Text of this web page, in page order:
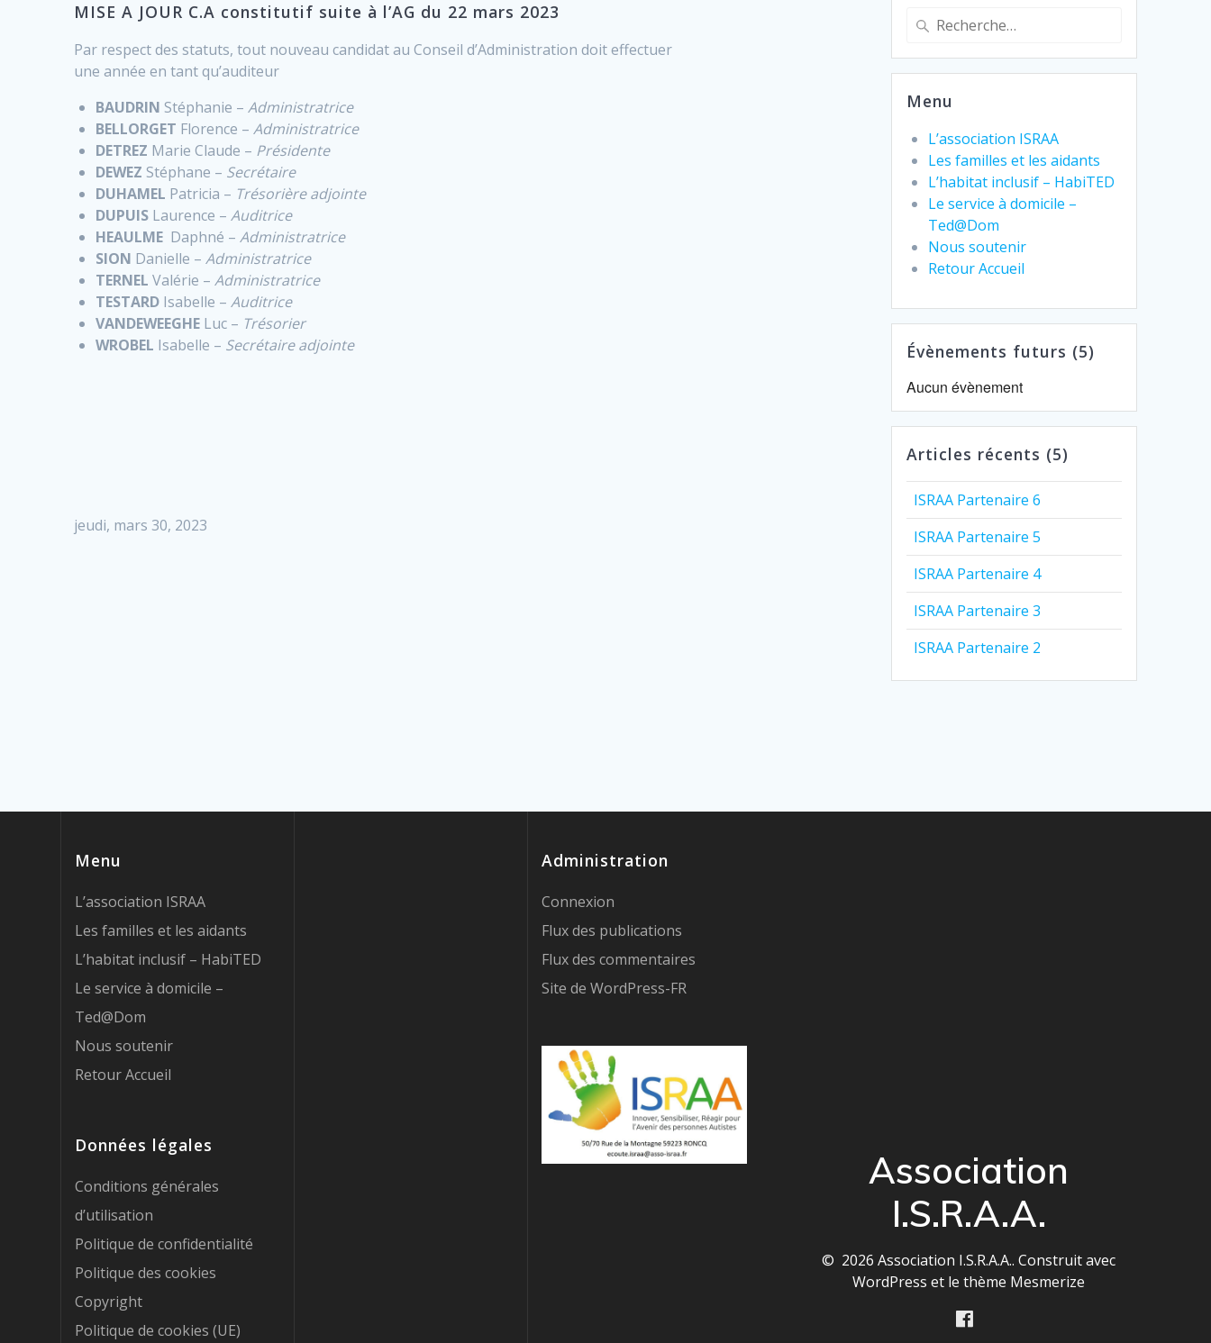
MISE A JOUR C.A constitutif suite à l’AG du 22 mars 2023
Par respect des statuts, tout nouveau candidat au Conseil d’Administration doit effectuer
une année en tant qu’auditeur
BAUDRIN Stéphanie –Administratrice
BELLORGET Florence –Administratrice
DETREZ Marie Claude – Présidente
DEWEZ Stéphane – Secrétaire
DUHAMEL Patricia – Trésorière adjointe
DUPUIS Laurence –Auditrice
HEAULME Daphné –Administratrice
SION Danielle –Administratrice
TERNEL Valérie – Administratrice
TESTARD Isabelle –Auditrice
VANDEWEEGHE Luc – Trésorier
WROBEL Isabelle – Secrétaire adjointe
jeudi, mars 30, 2023
Recherche
:
Menu
L’association ISRAA
Les familles et les aidants
L’habitat inclusif – HabiTED
Le service à domicile –
Ted@Dom
Nous soutenir
Retour Accueil
Évènements futurs (5)
Aucun évènement
Articles récents (5)
ISRAA Partenaire 6
ISRAA Partenaire 5
ISRAA Partenaire 4
ISRAA Partenaire 3
ISRAA Partenaire 2
Menu
L’association ISRAA
Les familles et les aidants
L’habitat inclusif – HabiTED
Le service à domicile –
Ted@Dom
Nous soutenir
Retour Accueil
Données légales
Conditions générales
d’utilisation
Politique de confidentialité
Politique des cookies
Copyright
Politique de cookies (UE)
Administration
Connexion
Flux des publications
Flux des commentaires
Site de WordPress-FR
Association
I.S.R.A.A.
© 2026 Association I.S.R.A.A.. Construit avec
WordPress et lethème Mesmerize